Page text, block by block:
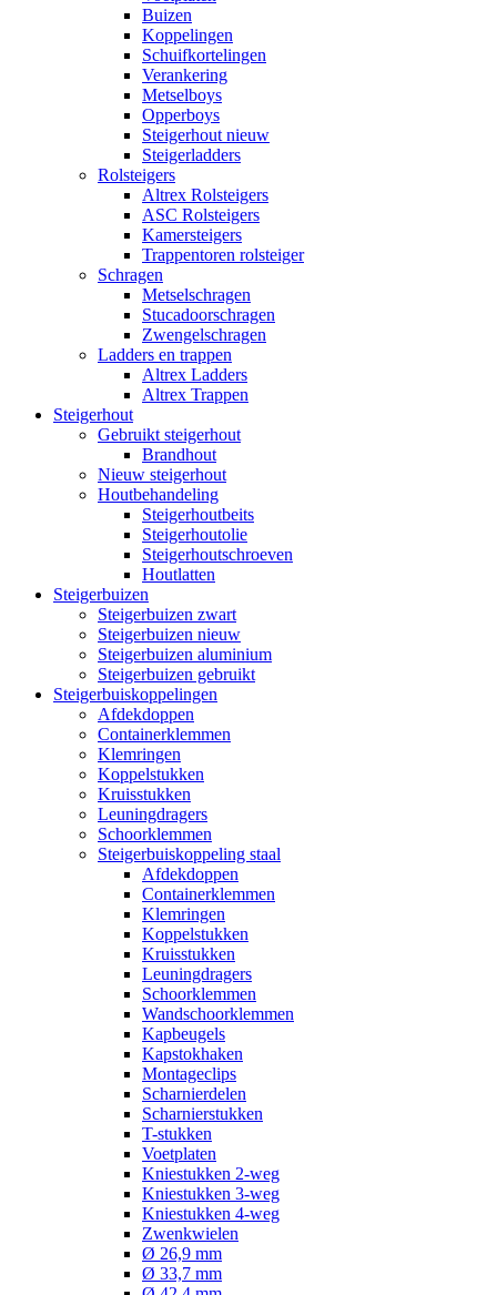
Buizen
Koppelingen
Schuifkortelingen
Verankering
Metselboys
Opperboys
Steigerhout nieuw
Steigerladders
Rolsteigers
Altrex Rolsteigers
ASC Rolsteigers
Kamersteigers
Trappentoren rolsteiger
Schragen
Metselschragen
Stucadoorschragen
Zwengelschragen
Ladders en trappen
Altrex Ladders
Altrex Trappen
Steigerhout
Gebruikt steigerhout
Brandhout
Nieuw steigerhout
Houtbehandeling
Steigerhoutbeits
Steigerhoutolie
Steigerhoutschroeven
Houtlatten
Steigerbuizen
Steigerbuizen zwart
Steigerbuizen nieuw
Steigerbuizen aluminium
Steigerbuizen gebruikt
Steigerbuiskoppelingen
Afdekdoppen
Containerklemmen
Klemringen
Koppelstukken
Kruisstukken
Leuningdragers
Schoorklemmen
Steigerbuiskoppeling staal
Afdekdoppen
Containerklemmen
Klemringen
Koppelstukken
Kruisstukken
Leuningdragers
Schoorklemmen
Wandschoorklemmen
Kapbeugels
Kapstokhaken
Montageclips
Scharnierdelen
Scharnierstukken
T-stukken
Voetplaten
Kniestukken 2-weg
Kniestukken 3-weg
Kniestukken 4-weg
Zwenkwielen
Ø 26,9 mm
Ø 33,7 mm